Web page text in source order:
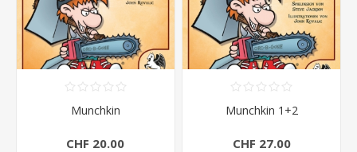
Munchkin
CHF 20.00
Munchkin 1+2
CHF 27.00